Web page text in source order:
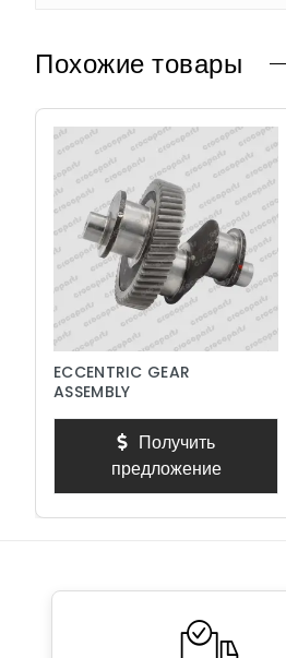
Похожие товары
ECCENTRIC GEAR
ASSEMBLY
Получить
предложение